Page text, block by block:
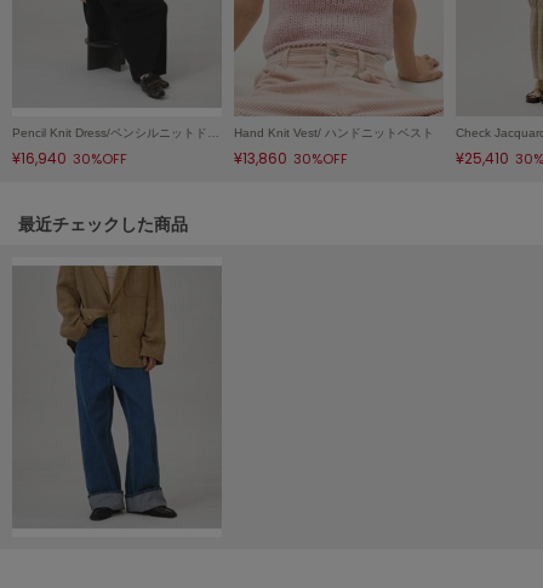
SOMEWHERE BUTTER.
サムウェアバター
スタイルヴォイスフォー
SUICOKE
スイコック
SUPERGA
スペルガ
¥16,940 30%OFF
Hand Knit Vest/ ハンドニットベスト
¥13,860 30%OFF ¥25,410
関連記事
最近チェックした商品